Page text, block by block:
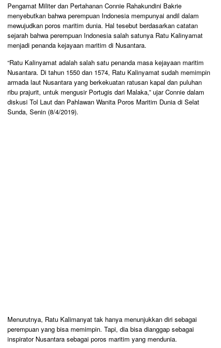
Pengamat Militer dan Pertahanan Connie Rahakundini Bakrie
menyebutkan bahwa perempuan Indonesia mempunyai andil dalam
mewujudkan poros maritim dunia. Hal tesebut berdasarkan catatan
sejarah bahwa perempuan Indonesia salah satunya Ratu Kalinyamat
menjadi penanda kejayaan maritim di Nusantara.
“Ratu Kalinyamat adalah salah satu penanda masa kejayaan maritim
Nusantara. Di tahun 1550 dan 1574, Ratu Kalinyamat sudah memimpin
armada laut Nusantara yang berkekuatan ratusan kapal dan puluhan
ribu prajurit, untuk mengusir Portugis dari Malaka,” ujar Connie dalam
diskusi Tol Laut dan Pahlawan Wanita Poros Maritim Dunia di Selat
Sunda, Senin (8/4/2019).
Menurutnya, Ratu Kalimanyat tak hanya menunjukkan diri sebagai
perempuan yang bisa memimpin. Tapi, dia bisa dianggap sebagai
inspirator Nusantara sebagai poros maritim yang mendunia.